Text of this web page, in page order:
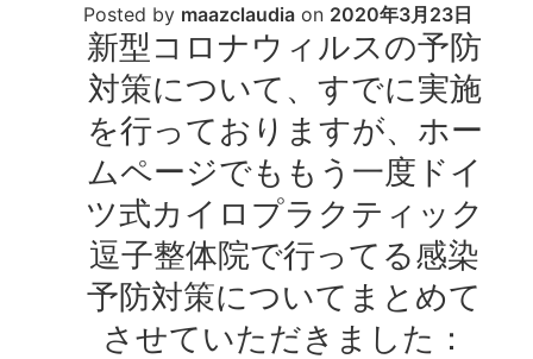
Posted by maazclaudia on 2020年3月23日
新型コロナウィルスの予防
対策について、すでに実施
を行っておりますが、ホー
ムページでももう一度ドイ
ツ式カイロプラクティック
逗子整体院で行ってる感染
予防対策についてまとめて
させていただきました：